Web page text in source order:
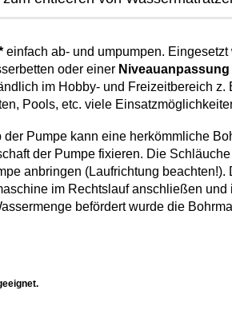
einfach ab- und umpumpen.
oder einer Niveauanpassung
im Hobby- und Freizeitbereich z.
Pools, etc. viele
Pumpe kann eine herkömmliche
der Pumpe fixieren. Die
anbringen (Laufrichtung beachten!).
im Rechtslauf anschließen und
befördert wurde die